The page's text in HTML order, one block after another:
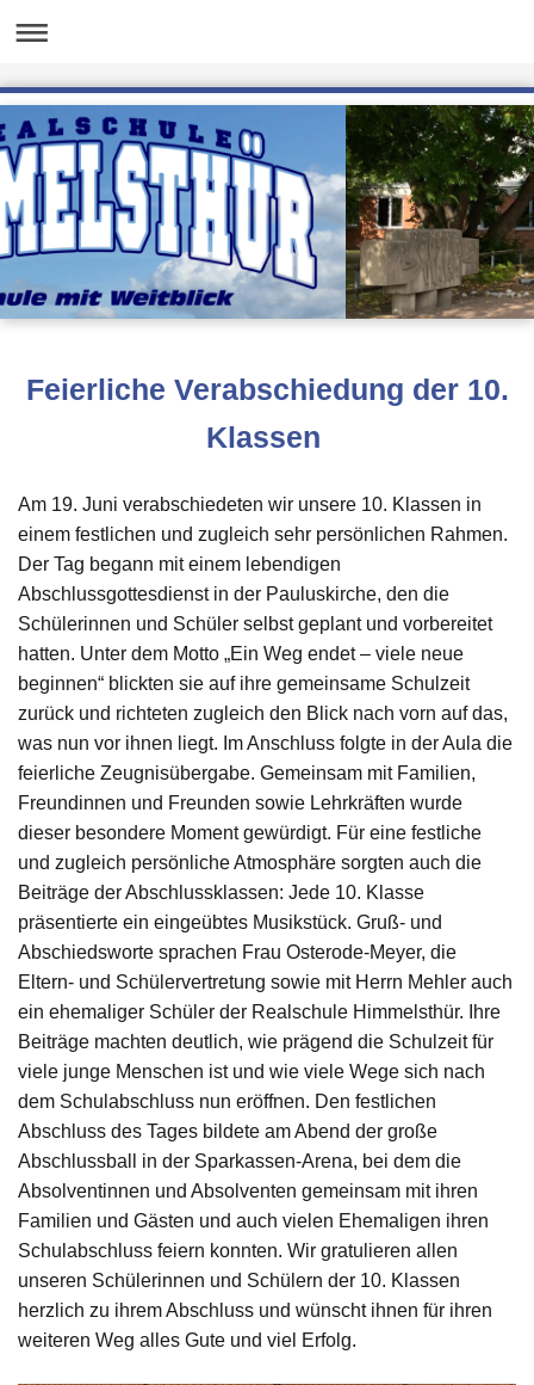
Feierliche Verabschiedung der 10.
Klassen
Am 19. Juni verabschiedeten wir unsere 10. Klassen in
einem festlichen und zugleich sehr persönlichen Rahmen.
Der Tag begann mit einem lebendigen
Abschlussgottesdienst in der Pauluskirche, den die
Schülerinnen und Schüler selbst geplant und vorbereitet
hatten. Unter dem Motto „Ein Weg endet – viele neue
beginnen“ blickten sie auf ihre gemeinsame Schulzeit
zurück und richteten zugleich den Blick nach vorn auf das,
was nun vor ihnen liegt. Im Anschluss folgte in der Aula die
feierliche Zeugnisübergabe. Gemeinsam mit Familien,
Freundinnen und Freunden sowie Lehrkräften wurde
dieser besondere Moment gewürdigt. Für eine festliche
und zugleich persönliche Atmosphäre sorgten auch die
Beiträge der Abschlussklassen: Jede 10. Klasse
präsentierte ein eingeübtes Musikstück. Gruß- und
Abschiedsworte sprachen Frau Osterode-Meyer, die
Eltern- und Schülervertretung sowie mit Herrn Mehler auch
ein ehemaliger Schüler der Realschule Himmelsthür. Ihre
Beiträge machten deutlich, wie prägend die Schulzeit für
viele junge Menschen ist und wie viele Wege sich nach
dem Schulabschluss nun eröffnen. Den festlichen
Abschluss des Tages bildete am Abend der große
Abschlussball in der Sparkassen-Arena, bei dem die
Absolventinnen und Absolventen gemeinsam mit ihren
Familien und Gästen und auch vielen Ehemaligen ihren
Schulabschluss feiern konnten. Wir gratulieren allen
unseren Schülerinnen und Schülern der 10. Klassen
herzlich zu ihrem Abschluss und wünscht ihnen für ihren
weiteren Weg alles Gute und viel Erfolg.